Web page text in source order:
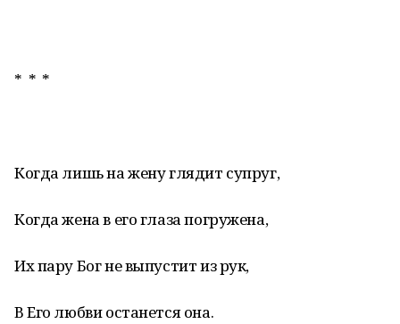
* * *
Когда лишь на жену глядит супруг,
Когда жена в его глаза погружена,
Их пару Бог не выпустит из рук,
В Его любви останется она.